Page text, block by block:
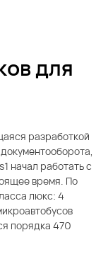
для
разработкой
начал работать с
время. По
люкс: 4
порядка 470